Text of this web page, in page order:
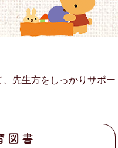
先生方をしっかりサポ
図書